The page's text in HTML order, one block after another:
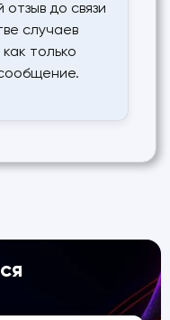
до связи
случаев
только